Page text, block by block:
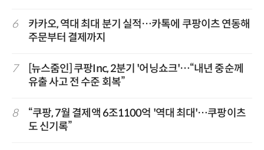
6
카카오, 역대 최대 분기 실적…카톡에 쿠팡이츠 연동해
주문부터 결제까지
7
[뉴스줌인] 쿠팡Inc, 2분기 '어닝쇼크'…“내년 중순께
유출 사고 전 수준 회복”
8
“쿠팡, 7월 결제액 6조1100억 '역대 최대'…쿠팡이츠
도 신기록”